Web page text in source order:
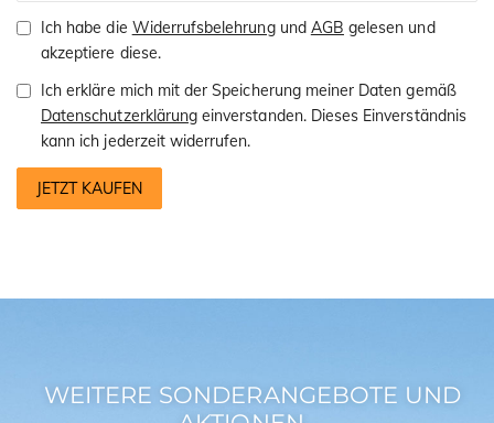
Ich habe die Widerrufsbelehrungund AGB gelesen und
akzeptiere diese.
Ich erkläre mich mit der Speicherung meiner Daten gemäß
Datenschutzerklärung einverstanden. Dieses Einverständnis
kann ich jederzeit widerrufen.
JETZT KAUFEN
WEITERE SONDERANGEBOTE UND